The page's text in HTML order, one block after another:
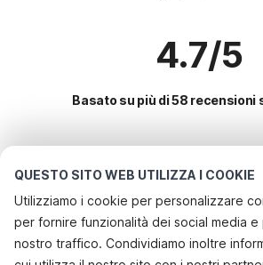
QUESTO SITO WEB UTILIZZA I COOKIE
Utilizziamo i cookie per personalizzare
per fornire funzionalità dei social media e
nostro traffico. Condividiamo inoltre
4.7/5
Basato su più di 58 recensioni
Le destinazioni più popolari
vacanze
Servizi più popolari per le vacanze in Syd
Casa vacanze con barbecue